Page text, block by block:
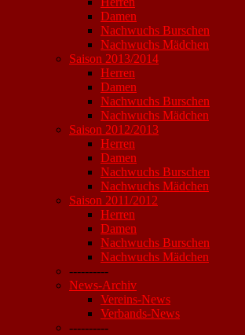
Damen
Nachwuchs Burschen
Nachwuchs Mädchen
Saison 2013/2014
Herren
Damen
Nachwuchs Burschen
Nachwuchs Mädchen
Saison 2012/2013
Herren
Damen
Nachwuchs Burschen
Nachwuchs Mädchen
Saison 2011/2012
Herren
Damen
Nachwuchs Burschen
Nachwuchs Mädchen
----------
News-Archiv
Vereins-News
Verbands-News
----------